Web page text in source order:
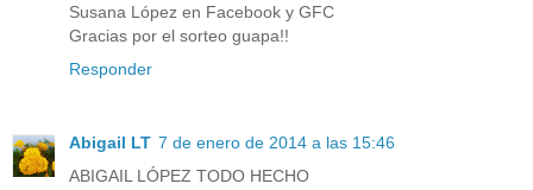
Susana López en Facebook y GFC
Gracias por el sorteo guapa!!
Responder
Abigail LT 7 de enero de 2014 a las 15:46
ABIGAIL LÓPEZ TODO HECHO